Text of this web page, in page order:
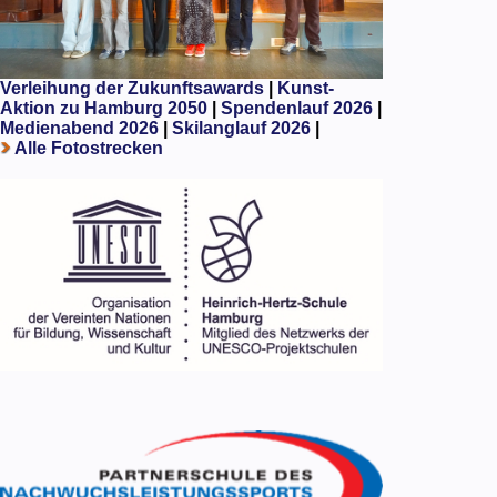
Verleihung der Zukunftsawards|
Kunst-
Aktion zu Hamburg 2050
Spendenlauf 2026|
Medienabend 2026| Skilanglauf 2026|
Alle Fotostrecken